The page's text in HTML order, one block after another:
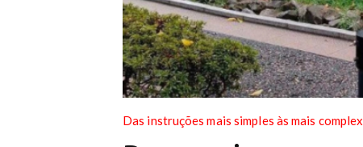
Das instruções mais simples às mais